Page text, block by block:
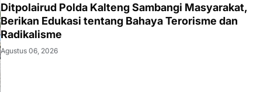
Ditpolairud Polda Kalteng Sambangi Masyarakat,
Berikan Edukasi tentang Bahaya Terorisme dan
Radikalisme
Agustus 06, 2026